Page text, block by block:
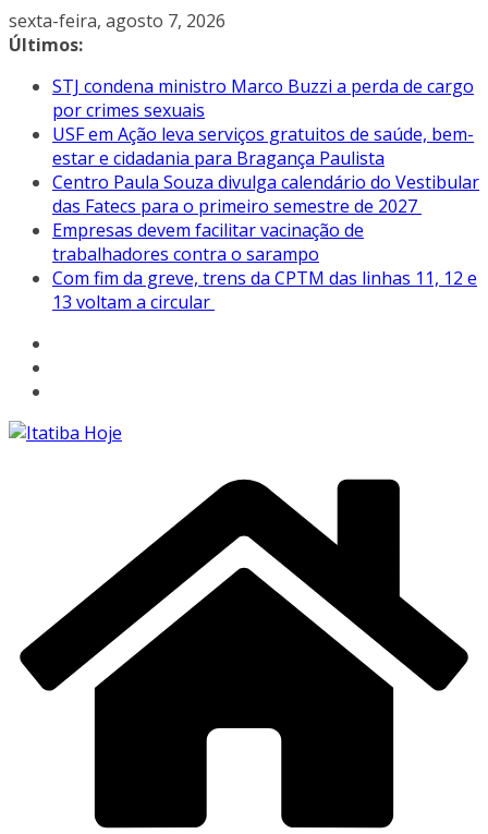
Pular
para
conteúdo
sexta-feira, agosto 7, 2026
Últimos:
STJ condena ministro Marco Buzzi a perda de cargo
por crimes sexuais
USF em Ação leva serviços gratuitos de saúde, bem-
estar e cidadania para Bragança Paulista
Centro Paula Souza divulga calendário do Vestibular
das Fatecs para o primeiro semestre de 2027
Empresas devem facilitar vacinação de
trabalhadores contra o sarampo
Com fim da greve, trens da CPTM das linhas 11, 12 e
13 voltam a circular